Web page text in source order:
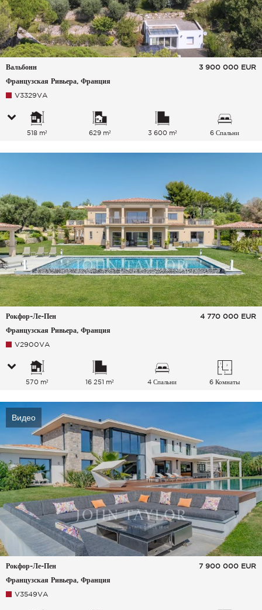
Вальбонн
Французская Ривьера, Франция
3 900 000 EUR
V3329VA
518 m² 629 m² 3 600 m² 6 Спальни
Рокфор-Ле-Пен
Французская Ривьера, Франция
4 770 000 EUR
V2900VA
570 m² 16 251 m² 4 Спальни 6 Комнаты
Видео
Рокфор-Ле-Пен
Французская Ривьера, Франция
7 900 000 EUR
V3549VA